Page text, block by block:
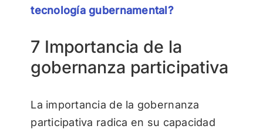
tecnología gubernamental?
7 Importancia de la
gobernanza participativa
La importancia de la gobernanza
participativa radica en su capacidad